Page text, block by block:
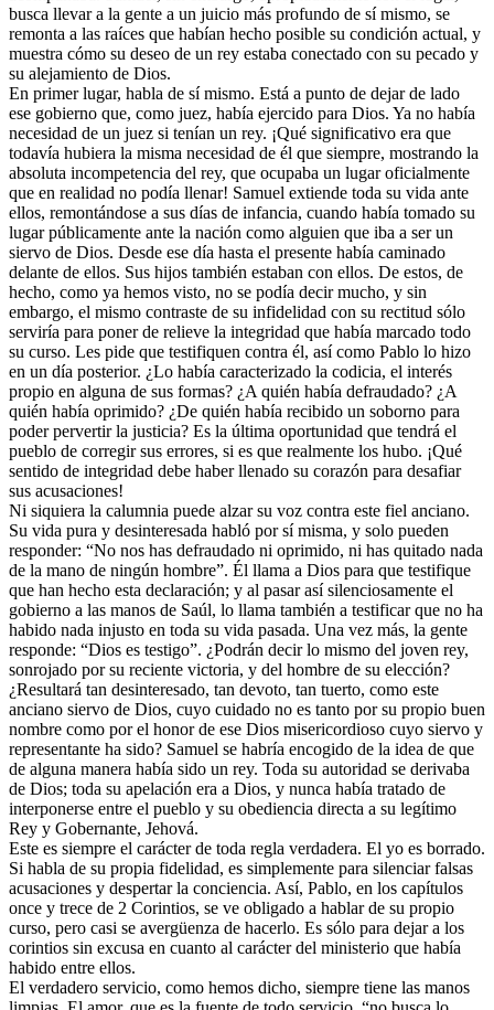
busca llevar a la gente a un juicio más profundo de sí mismo, se
remonta a las raíces que habían hecho posible su condición actual, y
muestra cómo su deseo de un rey estaba conectado con su pecado y
su alejamiento de Dios.
En primer lugar, habla de sí mismo. Está a punto de dejar de lado
ese gobierno que, como juez, había ejercido para Dios. Ya no había
necesidad de un juez si tenían un rey. ¡Qué significativo era que
todavía hubiera la misma necesidad de él que siempre, mostrando la
absoluta incompetencia del rey, que ocupaba un lugar oficialmente
que en realidad no podía llenar! Samuel extiende toda su vida ante
ellos, remontándose a sus días de infancia, cuando había tomado su
lugar públicamente ante la nación como alguien que iba a ser un
siervo de Dios. Desde ese día hasta el presente había caminado
delante de ellos. Sus hijos también estaban con ellos. De estos, de
hecho, como ya hemos visto, no se podía decir mucho, y sin
embargo, el mismo contraste de su infidelidad con su rectitud sólo
serviría para poner de relieve la integridad que había marcado todo
su curso. Les pide que testifiquen contra él, así como Pablo lo hizo
en un día posterior. ¿Lo había caracterizado la codicia, el interés
propio en alguna de sus formas? ¿A quién había defraudado? ¿A
quién había oprimido? ¿De quién había recibido un soborno para
poder pervertir la justicia? Es la última oportunidad que tendrá el
pueblo de corregir sus errores, si es que realmente los hubo. ¡Qué
sentido de integridad debe haber llenado su corazón para desafiar
sus acusaciones!
Ni siquiera la calumnia puede alzar su voz contra este fiel anciano.
Su vida pura y desinteresada habló por sí misma, y solo pueden
responder: “No nos has defraudado ni oprimido, ni has quitado nada
de la mano de ningún hombre”. Él llama a Dios para que testifique
que han hecho esta declaración; y al pasar así silenciosamente el
gobierno a las manos de Saúl, lo llama también a testificar que no ha
habido nada injusto en toda su vida pasada. Una vez más, la gente
responde: “Dios es testigo”. ¿Podrán decir lo mismo del joven rey,
sonrojado por su reciente victoria, y del hombre de su elección?
¿Resultará tan desinteresado, tan devoto, tan tuerto, como este
anciano siervo de Dios, cuyo cuidado no es tanto por su propio buen
nombre como por el honor de ese Dios misericordioso cuyo siervo y
representante ha sido? Samuel se habría encogido de la idea de que
de alguna manera había sido un rey. Toda su autoridad se derivaba
de Dios; toda su apelación era a Dios, y nunca había tratado de
interponerse entre el pueblo y su obediencia directa a su legítimo
Rey y Gobernante, Jehová.
Este es siempre el carácter de toda regla verdadera. El yo es borrado.
Si habla de su propia fidelidad, es simplemente para silenciar falsas
acusaciones y despertar la conciencia. Así, Pablo, en los capítulos
once y trece de 2 Corintios, se ve obligado a hablar de su propio
curso, pero casi se avergüenza de hacerlo. Es sólo para dejar a los
corintios sin excusa en cuanto al carácter del ministerio que había
habido entre ellos.
El verdadero servicio, como hemos dicho, siempre tiene las manos